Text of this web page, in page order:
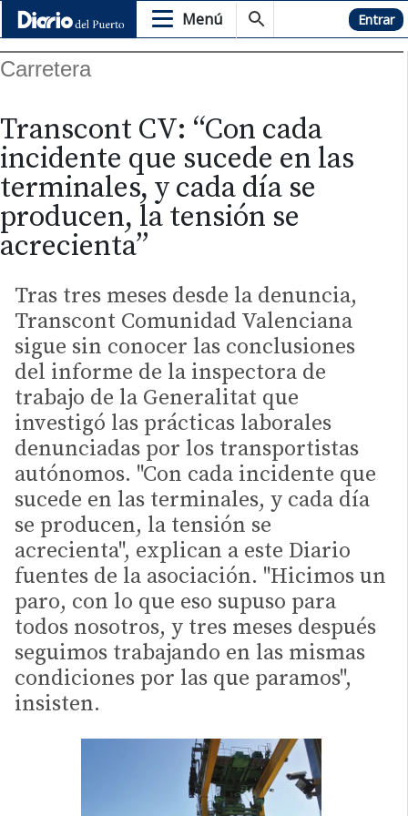
Menú Hemeroteca Entrar
Carretera
Transcont CV: “Con cada
incidente que sucede en las
terminales, y cada día se
producen, la tensión se
acrecienta”
Tras tres meses desde la denuncia,
Transcont Comunidad Valenciana
sigue sin conocer las conclusiones
del informe de la inspectora de
trabajo de la Generalitat que
investigó las prácticas laborales
denunciadas por los transportistas
autónomos. "Con cada incidente que
sucede en las terminales, y cada día
se producen, la tensión se
acrecienta", explican a este Diario
fuentes de la asociación. "Hicimos un
paro, con lo que eso supuso para
todos nosotros, y tres meses después
seguimos trabajando en las mismas
condiciones por las que paramos",
insisten.